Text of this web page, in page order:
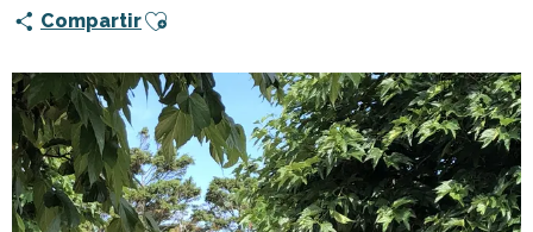
CompartirAjouter aux favoris